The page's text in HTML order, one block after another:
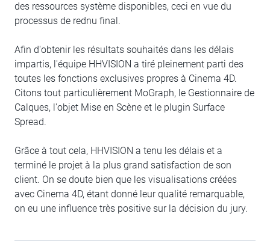
des ressources système disponibles, ceci en vue du
processus de rednu final.
Afin d'obtenir les résultats souhaités dans les délais
impartis, l'équipe HHVISION a tiré pleinement parti des
toutes les fonctions exclusives propres à Cinema 4D.
Citons tout particulièrement MoGraph, le Gestionnaire de
Calques, l'objet Mise en Scène et le plugin Surface
Spread.
Grâce à tout cela, HHVISION a tenu les délais et a
terminé le projet à la plus grand satisfaction de son
client. On se doute bien que les visualisations créées
avec Cinema 4D, étant donné leur qualité remarquable,
on eu une influence très positive sur la décision du jury.